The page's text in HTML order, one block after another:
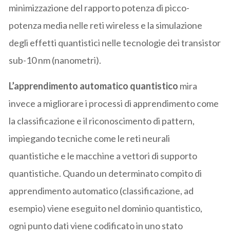
minimizzazione del rapporto potenza di picco-
potenza media nelle reti wireless e la simulazione
degli effetti quantistici nelle tecnologie dei transistor
sub-10 nm (nanometri).
L’apprendimento automatico quantistico mira
invece a migliorare i processi di apprendimento come
la classificazione e il riconoscimento di pattern,
impiegando tecniche come le reti neurali
quantistiche e le macchine a vettori di supporto
quantistiche. Quando un determinato compito di
apprendimento automatico (classificazione, ad
esempio) viene eseguito nel dominio quantistico,
ogni punto dati viene codificato in uno stato